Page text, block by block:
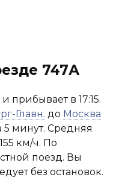
747А
прибывает в 17:15.
Главн. до Москва
5 минут. Средняя
км/ч. По
поезд. Вы
без остановок.